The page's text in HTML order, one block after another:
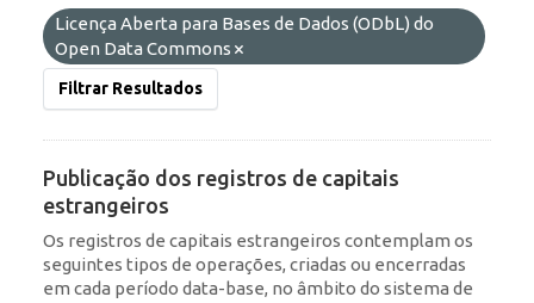
Licença Aberta para Bases de Dados (ODbL) do
Open Data Commons
Filtrar Resultados
Publicação dos registros de capitais
estrangeiros
Os registros de capitais estrangeiros contemplam os
seguintes tipos de operações, criadas ou encerradas
em cada período data-base, no âmbito do sistema de